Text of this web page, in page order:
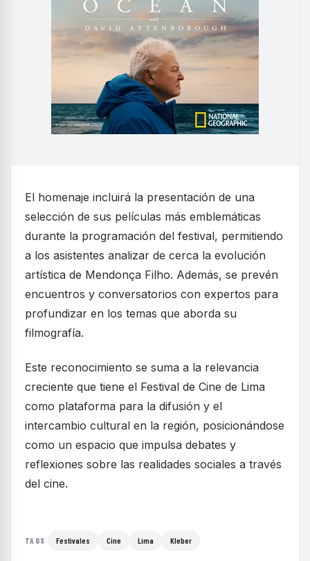
El homenaje incluirá la presentación de una
selección de sus películas más emblemáticas
durante la programación del festival, permitiendo
a los asistentes analizar de cerca la evolución
artística de Mendonça Filho. Además, se prevén
encuentros y conversatorios con expertos para
profundizar en los temas que aborda su
filmografía.
Este reconocimiento se suma a la relevancia
creciente que tiene el Festival de Cine de Lima
como plataforma para la difusión y el
intercambio cultural en la región, posicionándose
como un espacio que impulsa debates y
reflexiones sobre las realidades sociales a través
del cine.
TAGS Festivales Cine Lima Kleber